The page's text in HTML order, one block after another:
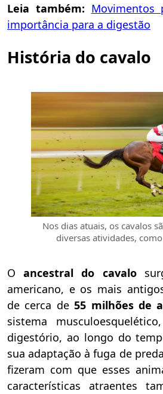
Leia também: Movimentos
importância para a digestão
História do cavalo
Nos dias atuais, os cavalos
diversas atividades,
Oancestral do cavalo
americano, e os mais
de cerca de55 milhões de
sistema
digestório, ao longo do
sua adaptação à fuga de
fizeram com que esses
características atraentes